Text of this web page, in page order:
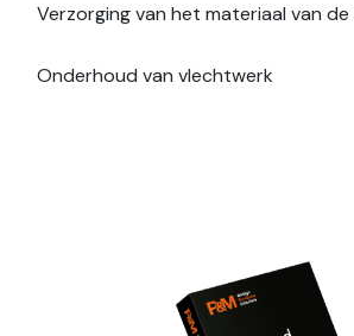
Verzorging van het materiaal van
Onderhoud van vlechtwerk